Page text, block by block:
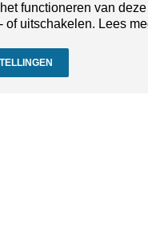
SOLUTIONS EMEA B.V.
functioneren van
uitschakelen. Lees